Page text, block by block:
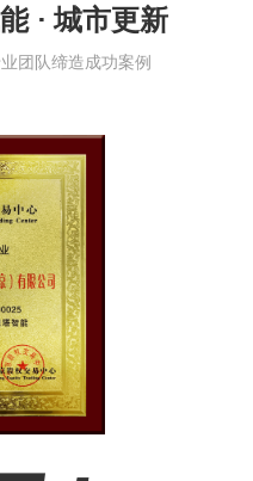
· 城市更新
团队缔造成功案例